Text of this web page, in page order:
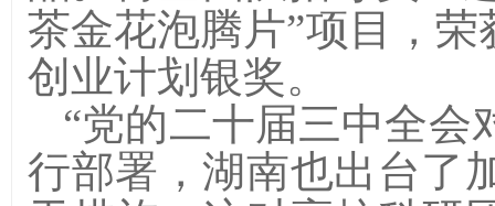
茶金花泡腾片”项目，
创业计划银奖。
“党的二十届三中全会
行部署，湖南也出台了